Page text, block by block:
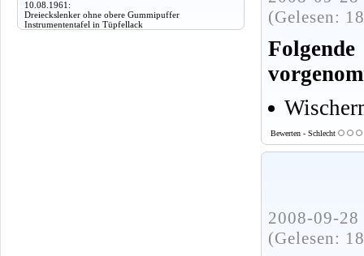
10.08.1961:
Dreieckslenker ohne obere Gummipuffer
Instrumententafel in Tüpfellack
(Gelesen:
Bewerten - Schlecht
2008-09-
(Gelesen: